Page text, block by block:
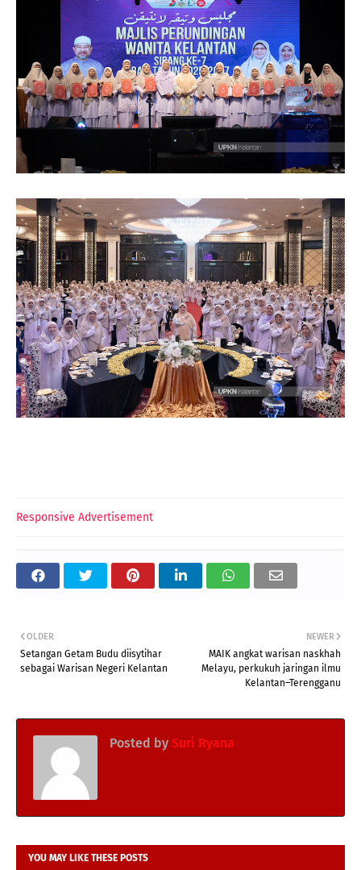
Responsive Advertisement
NEWER
MAIK angkat warisan naskhah
Melayu, perkukuh jaringan ilmu
Kelantan–Terengganu
OLDER
Setangan Getam Budu diisytihar
sebagai Warisan Negeri Kelantan
Posted by Suri Ryana
YOU MAY LIKE THESE POSTS